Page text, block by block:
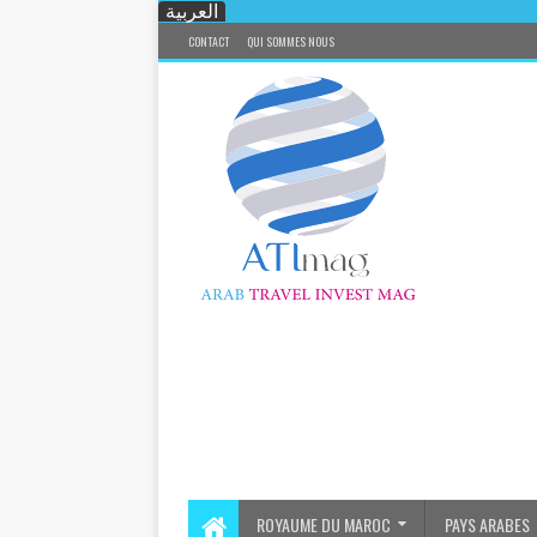
العربية
CONTACT QUI SOMMES NOUS
ROYAUME DU MAROC PAYS ARABES